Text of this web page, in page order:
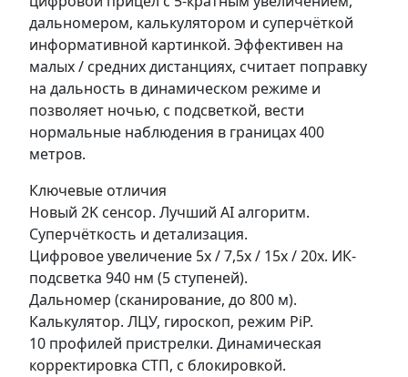
дальномером, калькулятором и суперчёткой
информативной картинкой. Эффективен на
малых / средних дистанциях, считает поправку
на дальность в динамическом режиме и
позволяет ночью, с подсветкой, вести
нормальные наблюдения в границах 400
метров.
Ключевые отличия
Новый 2K сенсор. Лучший AI алгоритм.
Суперчёткость и детализация.
Цифровое увеличение 5x / 7,5x / 15x / 20x. ИК-
подсветка 940 нм (5 ступеней).
Дальномер (сканирование, до 800 м).
Калькулятор. ЛЦУ, гироскоп, режим PiP.
10 профилей пристрелки. Динамическая
корректировка СТП, с блокировкой.